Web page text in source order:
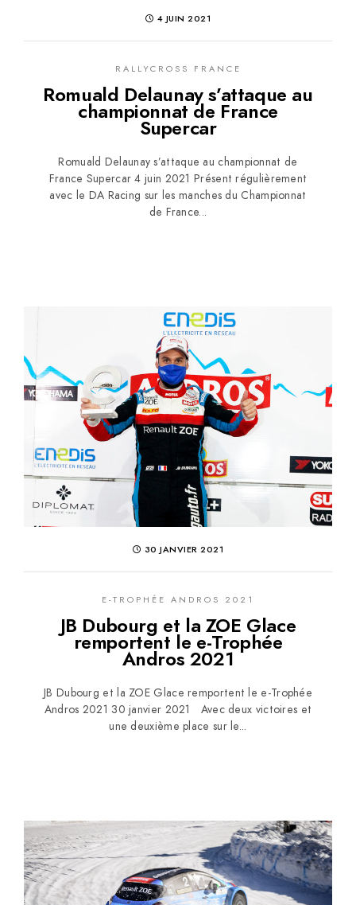
4 JUIN 2021
RALLYCROSS FRANCE
Romuald Delaunay s’attaque au
championnat de France
Supercar
Romuald Delaunay s’attaque au championnat de
France Supercar 4 juin 2021 Présent régulièrement
avec le DA Racing sur les manches du Championnat
de France...
30 JANVIER 2021
E-TROPHÉE ANDROS 2021
JB Dubourg et la ZOE Glace
remportent le e-Trophée
Andros 2021
JB Dubourg et la ZOE Glace remportent le e-Trophée
Andros 2021 30 janvier 2021 Avec deux victoires et
une deuxième place sur le...